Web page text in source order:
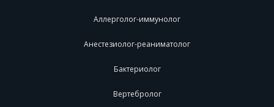
Аллерголог-иммунолог
Анестезиолог-реаниматолог
Бактериолог
Вертебролог